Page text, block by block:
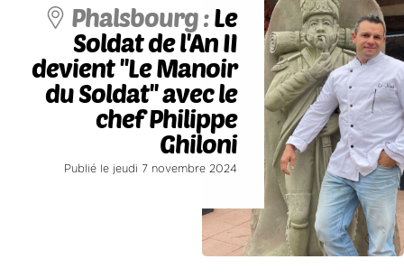
Phalsbourg :Le
Soldat de l'An II
devient ''Le Manoir
du Soldat'' avec le
chef Philippe
Ghiloni
Publié le jeudi 7 novembre 2024